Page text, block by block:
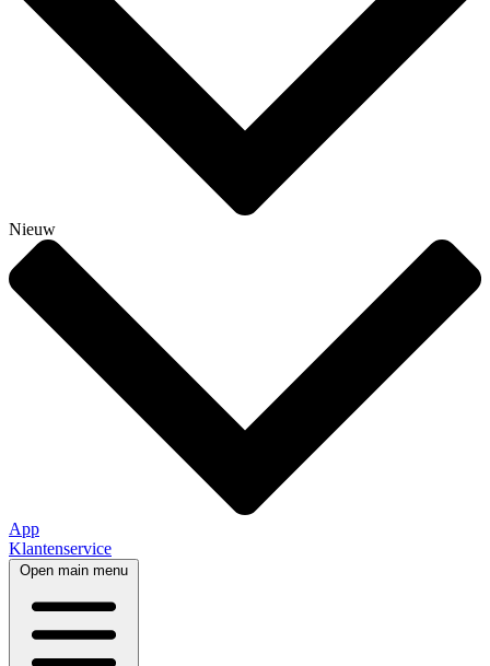
Nieuw
App
Klantenservice
Open main menu